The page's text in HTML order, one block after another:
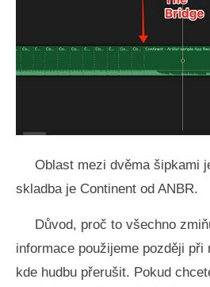
Oblast mezi dvěma šipkami
skladba je Continent od ANBR.
Důvod, proč to všechno
informace použijeme později při
kde hudbu přerušit. Pokud